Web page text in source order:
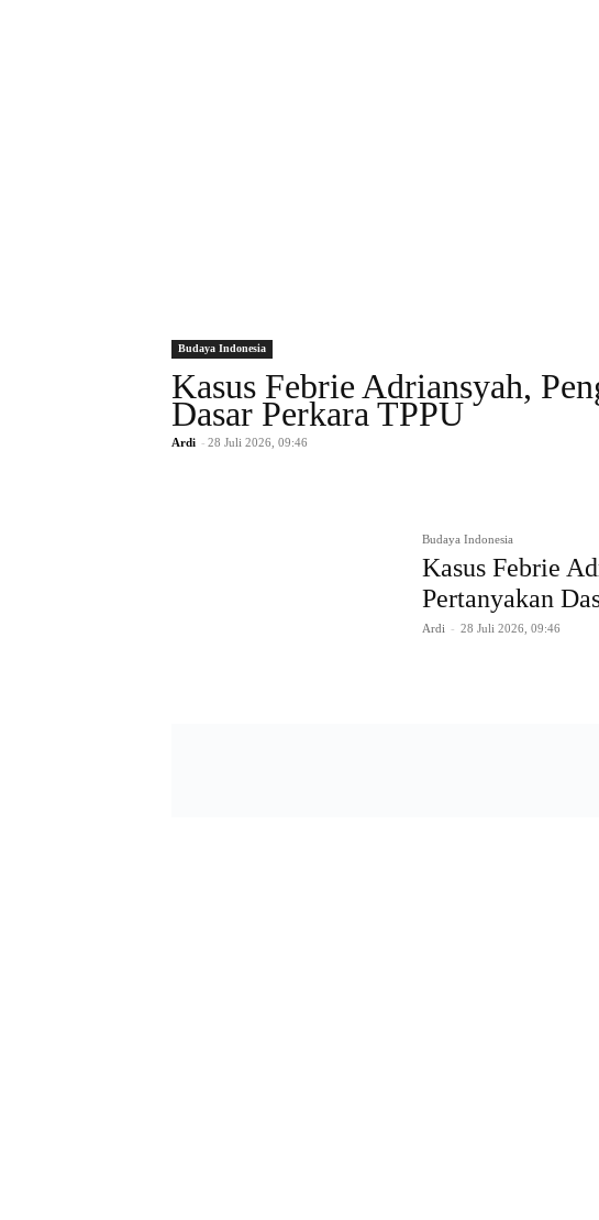
Budaya Indonesia
Kasus Febrie Adriansyah,
Dasar Perkara TPPU
Ardi - 28 Juli 2026, 09:46
Budaya Indonesia
Kasus Febrie
Pertanyakan
Ardi - 28 Juli 2026, 09:46